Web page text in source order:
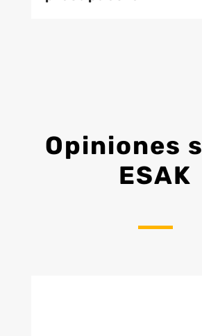
Opiniones
ESAK